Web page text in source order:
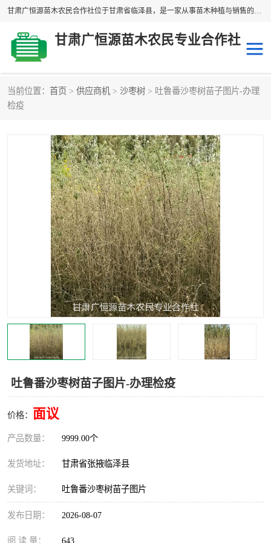
甘肃广恒源苗木农民合作社位于甘肃省临泽县，是一家从事苗木种植与销售的农民合作组织，合作社拥有苗木基地1500多亩，种植苗木品种40多个，年产各类苗木2000多万株。主营：白刺苗、红柳苗、梭梭苗等，我们以“种植一流的苗子，诚信经营”的经营理念，竭诚为每一位客户做优质的服务，欢迎来电咨询！
甘肃广恒源苗木农民专业合作社
当前位置： 首页 > 供应商机 > 沙枣树 > 吐鲁番沙枣树苗子图片-办理
检疫
吐鲁番沙枣树苗子图片-办理检疫
价格： 面议
产品数量： 9999.00个
发货地址： 甘肃省张掖临泽县
关键词： 吐鲁番沙枣树苗子图片
发布日期： 2026-08-07
阅 读 量： 643